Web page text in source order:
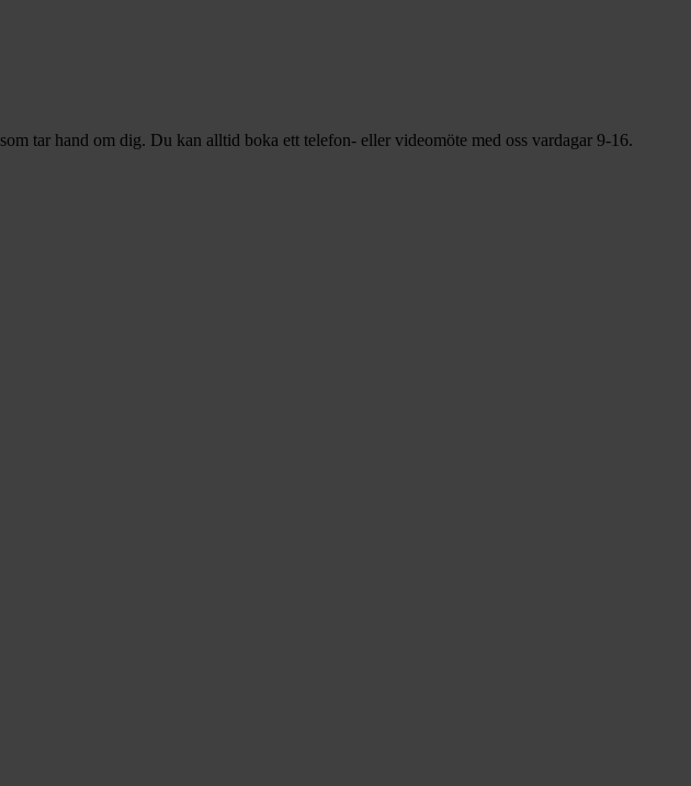
som tar hand om dig. Du kan alltid boka ett telefon- eller videomöte med oss vardagar 9-16.